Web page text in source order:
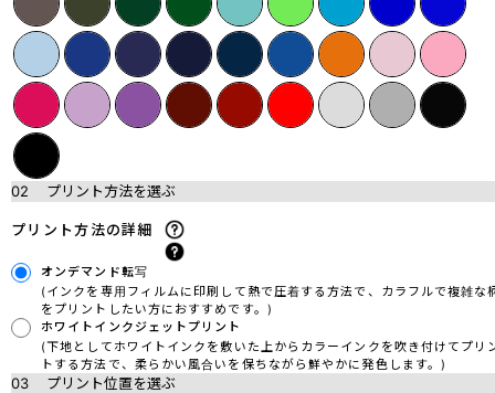
02 プリント方法を選ぶ
プリント方法の詳細
オンデマンド転写
(インクを専用フィルムに印刷して熱で圧着する方法で、カラフルで複雑な
をプリントしたい方におすすめです。)
ホワイトインクジェットプリント
(下地としてホワイトインクを敷いた上からカラーインクを吹き付けてプリ
トする方法で、柔らかい風合いを保ちながら鮮やかに発色します。)
03 プリント位置を選ぶ